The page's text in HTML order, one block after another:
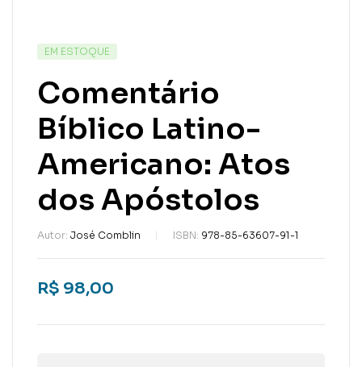
EM ESTOQUE
Comentário
Bíblico Latino-
Americano: Atos
dos Apóstolos
Autor: José Comblin ISBN: 978-85-63607-91-1
R$ 98,00